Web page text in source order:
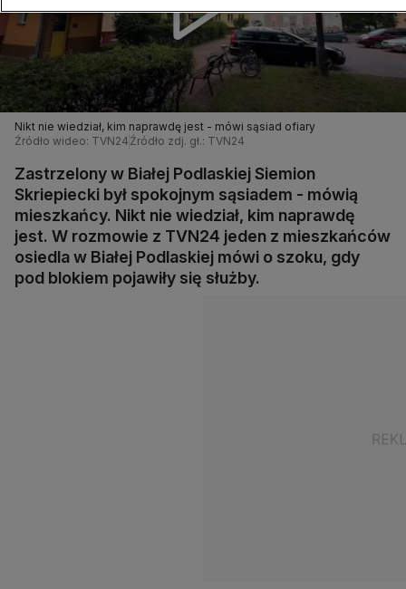
Nikt nie wiedział, kim naprawdę jest - mówi sąsiad ofiary
Źródło wideo: TVN24 Źródło zdj. gł.: TVN24
Zastrzelony w Białej Podlaskiej Siemion
Skriepiecki był spokojnym sąsiadem - mówią
mieszkańcy. Nikt nie wiedział, kim naprawdę
jest. W rozmowie z TVN24 jeden z mieszkańców
osiedla w Białej Podlaskiej mówi o szoku, gdy
pod blokiem pojawiły się służby.